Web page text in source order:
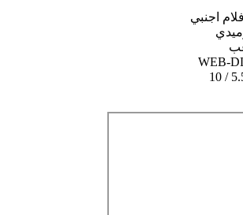
افلام اجنبي
WEB-
5.5 /